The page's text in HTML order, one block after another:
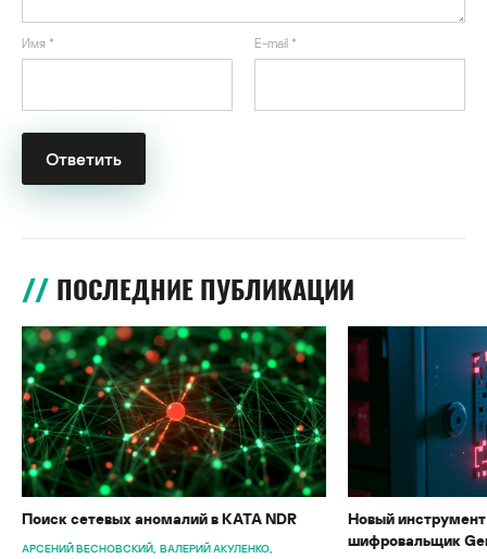
Имя * E-mail *
ПОСЛЕДНИЕ ПУБЛИКАЦИИ
Поиск сетевых аномалий в KATA NDR
АРСЕНИЙ ВЕСНОВСКИЙ ВАЛЕРИЙ АКУЛЕНКО
Новый
шифровальщик